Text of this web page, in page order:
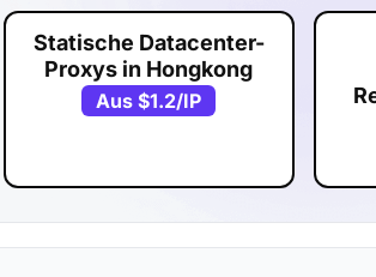
Statische Datacenter-
Proxys in Hongkong
Aus$1.2/IP